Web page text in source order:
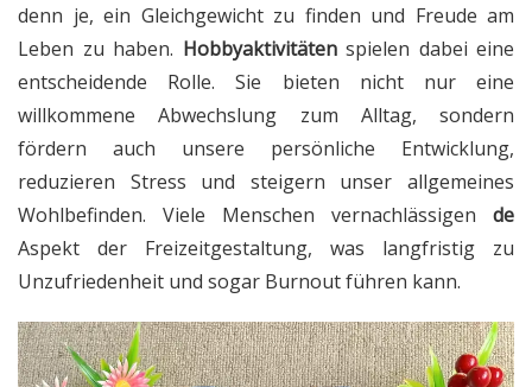
denn je, ein Gleichgewicht zu finden und Freude am
Leben zu haben. Hobbyaktivitätenspielen dabei eine
entscheidende Rolle. Sie bieten nicht nur eine
willkommene Abwechslung zum Alltag, sondern
fördern auch unsere persönliche Entwicklung,
reduzieren Stress und steigern unser allgemeines
Wohlbefinden. Viele Menschen vernachlässigen de
Aspekt der Freizeitgestaltung, was langfristig zu
Unzufriedenheit und sogar Burnout führen kann.